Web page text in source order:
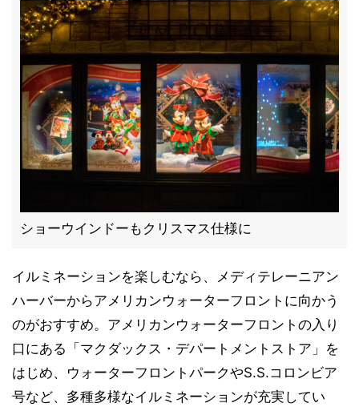
ショーウインドーもクリスマス仕様に
イルミネーションを楽しむなら、メディテレーニアン
ハーバーからアメリカンウォーターフロントに向かう
のがおすすめ。アメリカンウォーターフロントの入り
口にある「マクダックス・デパートメントストア」を
はじめ、ウォーターフロントパークやS.S.コロンビア
号など、多種多様なイルミネーションが充実してい